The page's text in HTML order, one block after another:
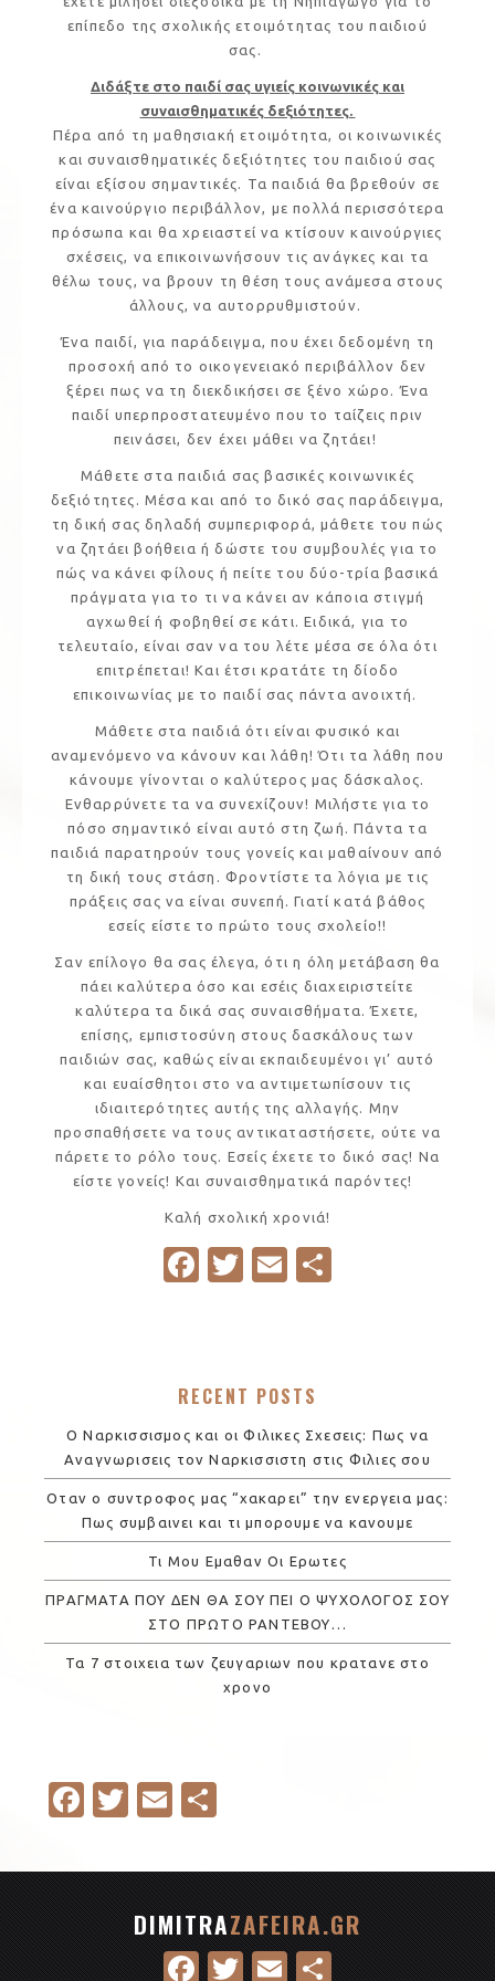
επίπεδο της σχολικής ετοιμότητας του παιδιού
σας.
Διδάξτε στο παιδί σας υγιείς κοινωνικές και
συναισθηματικές δεξιότητες.
Πέρα από τη μαθησιακή ετοιμότητα, οι κοινωνικές
και συναισθηματικές δεξιότητες του παιδιού σας
είναι εξίσου σημαντικές. Τα παιδιά θα βρεθούν σε
ένα καινούργιο περιβάλλον, με πολλά περισσότερα
πρόσωπα και θα χρειαστεί να κτίσουν καινούργιες
σχέσεις, να επικοινωνήσουν τις ανάγκες και τα
θέλω τους, να βρουν τη θέση τους ανάμεσα στους
άλλους, να αυτορρυθμιστούν.
Ένα παιδί, για παράδειγμα, που έχει δεδομένη τη
προσοχή από το οικογενειακό περιβάλλον δεν
ξέρει πως να τη διεκδικήσει σε ξένο χώρο. Ένα
παιδί υπερπροστατευμένο που το ταίζεις πριν
πεινάσει, δεν έχει μάθει να ζητάει!
Μάθετε στα παιδιά σας βασικές κοινωνικές
δεξιότητες. Μέσα και από το δικό σας παράδειγμα,
τη δική σας δηλαδή συμπεριφορά, μάθετε του πώς
να ζητάει βοήθεια ή δώστε του συμβουλές για το
πώς να κάνει φίλους ή πείτε του δύο-τρία βασικά
πράγματα για το τι να κάνει αν κάποια στιγμή
αγχωθεί ή φοβηθεί σε κάτι. Ειδικά, για το
τελευταίο, είναι σαν να του λέτε μέσα σε όλα ότι
επιτρέπεται! Και έτσι κρατάτε τη δίοδο
επικοινωνίας με το παιδί σας πάντα ανοιχτή.
Μάθετε στα παιδιά ότι είναι φυσικό και
αναμενόμενο να κάνουν και λάθη! Ότι τα λάθη που
κάνουμε γίνονται ο καλύτερος μας δάσκαλος.
Ενθαρρύνετε τα να συνεχίζουν! Μιλήστε για το
πόσο σημαντικό είναι αυτό στη ζωή. Πάντα τα
παιδιά παρατηρούν τους γονείς και μαθαίνουν από
τη δική τους στάση. Φροντίστε τα λόγια με τις
πράξεις σας να είναι συνεπή. Γιατί κατά βάθος
εσείς είστε το πρώτο τους σχολείο!!
Σαν επίλογο θα σας έλεγα, ότι η όλη μετάβαση θα
πάει καλύτερα όσο και εσέις διαχειριστείτε
καλύτερα τα δικά σας συναισθήματα. Έχετε,
επίσης, εμπιστοσύνη στους δασκάλους των
παιδιών σας, καθώς είναι εκπαιδευμένοι γι’ αυτό
και ευαίσθητοι στο να αντιμετωπίσουν τις
ιδιαιτερότητες αυτής της αλλαγής. Μην
προσπαθήσετε να τους αντικαταστήσετε, ούτε να
πάρετε το ρόλο τους. Εσείς έχετε το δικό σας! Να
είστε γονείς! Και συναισθηματικά παρόντες!
Καλή σχολική χρονιά!
Fa
o
o
k
T
r
E
RECENT POSTS
Ο Ναρκισσισμος και οι Φιλικες Σχεσεις: Πως να
Αναγνωρισεις τον Ναρκισσιστη στις Φιλιες σου
Οταν ο συντροφος μας “χακαρει” την ενεργεια μας:
Πως συμβαινει και τι μπορουμε να κανουμε
Τι Μου Εμαθαν Οι Ερωτες
ΠΡΑΓΜΑΤΑ ΠΟΥ ΔΕΝ ΘΑ ΣΟΥ ΠΕΙ Ο ΨΥΧΟΛΟΓΟΣ ΣΟΥ
ΣΤΟ ΠΡΩΤΟ ΡΑΝΤΕΒΟΥ…
Τα 7 στοιχεια των ζευγαριων που κρατανε στο
χρονο
Fa
e
b
o
T
it
te
r
E
ail ar
e
DIMITRAZAFEIRA.GR
Fa T E
S